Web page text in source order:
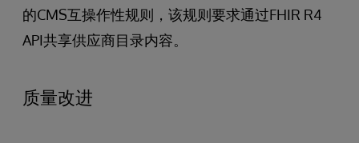
的CMS互操作性规则，该规则要求通过FHIR R4
API共享供应商目录内容。
质量改进